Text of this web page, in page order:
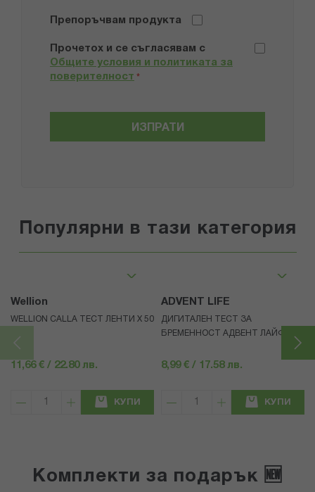
Препоръчвам продукта
Прочетох и се съгласявам с
Общите условия и политиката за
поверителност *
ИЗПРАТИ
Популярни в тази категория
Wellion
WELLION CALLA ТЕСТ ЛЕНТИ X 50
11,66 € / 22.80 лв.
КУПИ
ADVENT LIFE
ДИГИТАЛЕН ТЕСТ ЗА
БРЕМЕННОСТ АДВЕНТ ЛАЙФ
8,99 € / 17.58 лв.
КУПИ
Комплекти за подарък 🆕